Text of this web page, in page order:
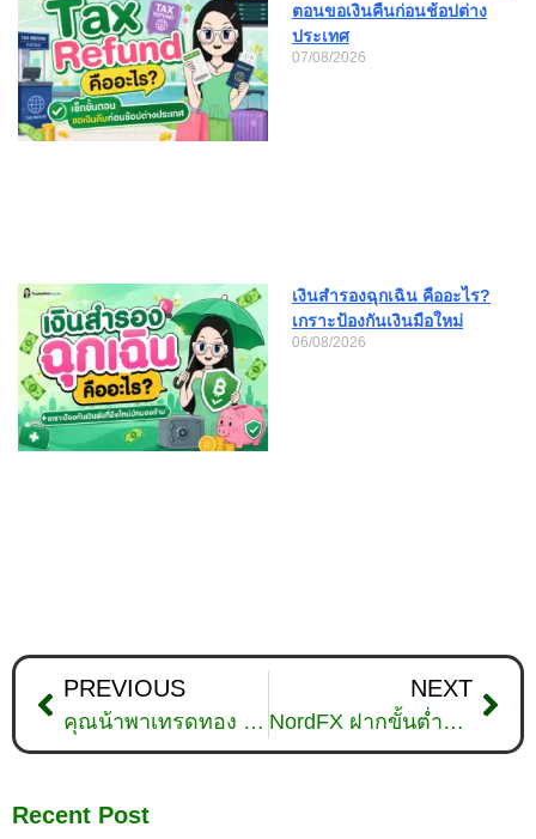
ตอนขอเงินคืนก่อนช้อปต่าง
ประเทศ
07/08/2026
เงินสำรองฉุกเฉิน คืออะไร?
เกราะป้องกันเงินมือใหม่
06/08/2026
PREVIOUS
คุณน้าพาเทรดทอง : วิเคราะห์ทองคำวันที่ 5 เมษายน 2567
NEXT
NordFX ฝากขั้นต่ำสูง ถอนยาก ? รีวิวฉบับอัปเดตปี 2025
Recent Post